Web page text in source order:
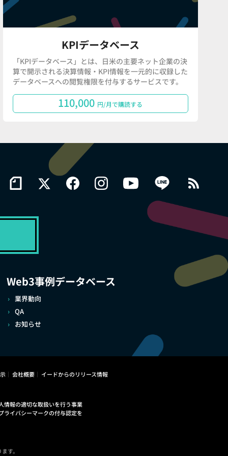
KPIデータベース
「KPIデータベース」とは、日米の主要ネット企業の決
算で開示される決算情報・KPI情報を一元的に収録した
データベースへの閲覧権限を付与するサービスです。
110,000 円/月で購読する
Web3事例データベース
業界動向
QA
お知らせ
会社概要 イードからのリリース情報
情報の適切な取扱いを行う事業
ライバシーマークの付与認定を
す。